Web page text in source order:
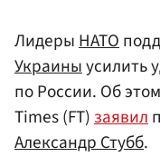
ЛидерыНАТО
Украиныусилить
по России. Об
Times (FT)заявил
Александр Стубб.